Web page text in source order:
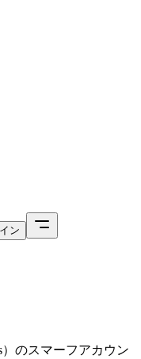
ン
のスマーフアカウン